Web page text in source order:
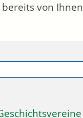
von Ihnen